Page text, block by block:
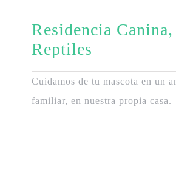
Residencia
Reptiles
Cuidamos de tu mascota en un
familiar, en nuestra propia casa.